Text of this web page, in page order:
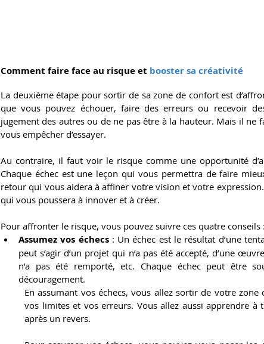
Comment faire face au risque et booster sa créativité
La deuxième étape pour sortir de sa zone de confort est
que vous pouvez échouer, faire des erreurs ou recevoir
jugement des autres ou de ne pas être à la hauteur. Mais il ne
vous empêcher d’essayer.
Au contraire, il faut voir le risque comme une opportunité
Chaque échec est une leçon qui vous permettra de faire
retour qui vous aidera à affiner votre vision et votre
qui vous poussera à innover et à créer.
Pour affronter le risque, vous pouvez suivre ces quatre conseils :
Assumez vos échecs : Un échec est le résultat d’une
peut s’agir d’un projet qui n’a pas été accepté, d’une
n’a pas été remporté, etc. Chaque échec peut être
découragement.
En assumant vos échecs, vous allez sortir de votre
vos limites et vos erreurs. Vous allez aussi apprendre
après un revers.